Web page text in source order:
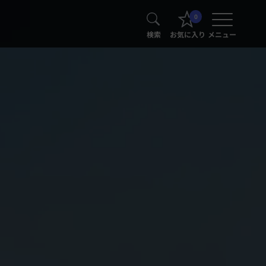
検索
0
お気に入り メニュー